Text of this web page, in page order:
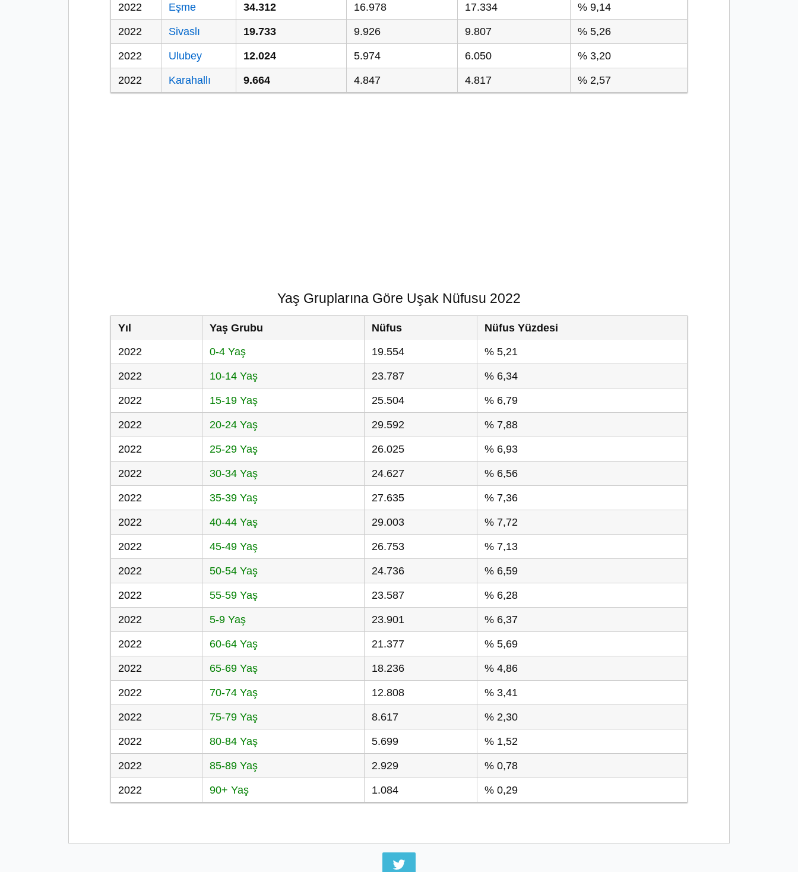
2022 Eşme 34.312 16.978 17.334 % 9,14
2022 Sivaslı 19.733 9.926 9.807 % 5,26
2022 Ulubey 12.024 5.974 6.050 % 3,20
2022 Karahallı 9.664 4.847 4.817 % 2,57
Yaş Gruplarına Göre Uşak Nüfusu 2022
Yıl Yaş Grubu Nüfus
Nüfus Yüzdesi
2022
0-4 Yaş 19.554 % 5,21
2022 10-14 Yaş 23.787 % 6,34
2022 15-19 Yaş 25.504 % 6,79
2022 20-24 Yaş 29.592 % 7,88
2022 25-29 Yaş 26.025 % 6,93
2022 30-34 Yaş 24.627 % 6,56
2022 35-39 Yaş 27.635 % 7,36
2022 40-44 Yaş 29.003 % 7,72
2022 45-49 Yaş 26.753 % 7,13
2022 50-54 Yaş 24.736 % 6,59
2022 55-59 Yaş 23.587 % 6,28
2022 5-9 Yaş 23.901 % 6,37
2022 60-64 Yaş 21.377 % 5,69
2022 65-69 Yaş 18.236 % 4,86
2022 70-74 Yaş 12.808 % 3,41
2022 75-79 Yaş 8.617 % 2,30
2022 80-84 Yaş 5.699 % 1,52
2022 85-89 Yaş 2.929 % 0,78
2022 90+ Yaş 1.084 % 0,29